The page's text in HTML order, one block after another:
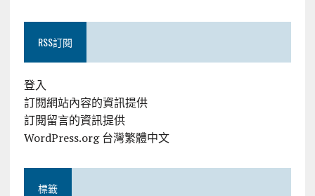
RSS訂閱
登入
訂閱網站內容的資訊提供
訂閱留言的資訊提供
WordPress.org 台灣繁體中文
標籤